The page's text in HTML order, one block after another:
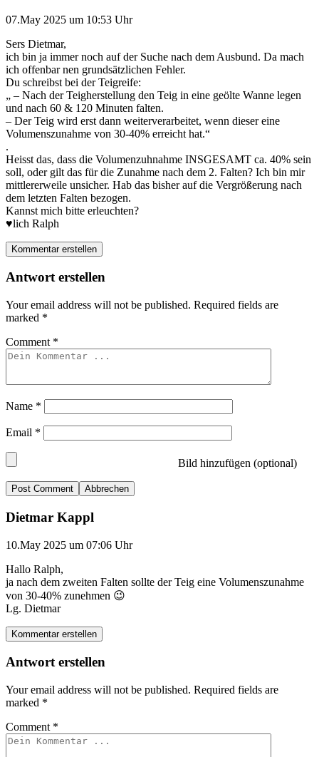
07.May 2025 um 10:53 Uhr
Sers Dietmar,
ich bin ja immer noch auf der Suche nach dem Ausbund. Da mach
ich offenbar nen grundsätzlichen Fehler.
Du schreibst bei der Teigreife:
„ – Nach der Teigherstellung den Teig in eine geölte Wanne legen
und nach 60 & 120 Minuten falten.
– Der Teig wird erst dann weiterverarbeitet, wenn dieser eine
Volumenszunahme von 30-40% erreicht hat.“
.
Heisst das, dass die Volumenzuhnahme INSGESAMT ca. 40% sein
soll, oder gilt das für die Zunahme nach dem 2. Falten? Ich bin mir
mittlererweile unsicher. Hab das bisher auf die Vergrößerung nach
dem letzten Falten bezogen.
Kannst mich bitte erleuchten?
♥️lich Ralph
Kommentar erstellen
Antwort erstellen
Your email address will not be published. Required fields are
marked *
Comment *
Name *
Email *
Bild hinzufügen (optional)
Abbrechen
Dietmar Kappl
10.May 2025 um 07:06 Uhr
Hallo Ralph,
ja nach dem zweiten Falten sollte der Teig eine Volumenszunahme
von 30-40% zunehmen 😉
Lg. Dietmar
Kommentar erstellen
Antwort erstellen
Your email address will not be published. Required fields are
marked *
Comment *